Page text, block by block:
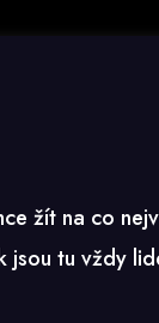
žít na co
tu vždy